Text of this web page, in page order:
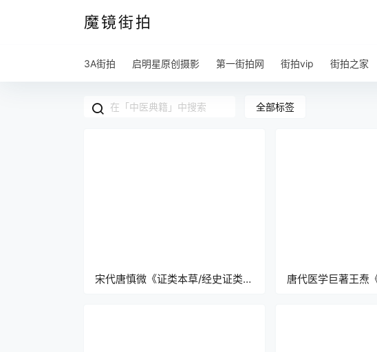
魔镜街拍
3A街拍 启明星原创摄影 第一街拍网 街拍vip 街拍之家
全部标签
宋代唐慎微《证类本草/经史证类备
唐代医学巨著王焘